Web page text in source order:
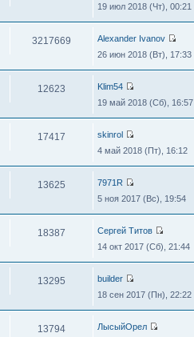
19 июл 2018 (Чт), 00:21
3217669
Alexander Ivanov
26 июн 2018 (Вт), 17:33
12623
Klim54
19 май 2018 (Сб), 16:57
17417
skinrol
4 май 2018 (Пт), 16:12
13625
7971R
5 ноя 2017 (Вс), 19:54
18387
Сергей Титов
14 окт 2017 (Сб), 21:44
13295
builder
18 сен 2017 (Пн), 22:22
13794
ЛысыйОрел